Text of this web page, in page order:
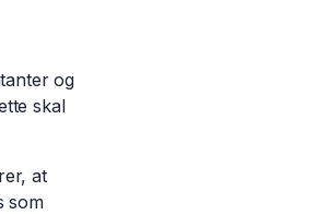
og
skal
at
som